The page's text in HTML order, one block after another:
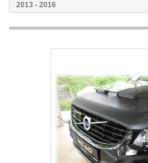
2013 - 2016